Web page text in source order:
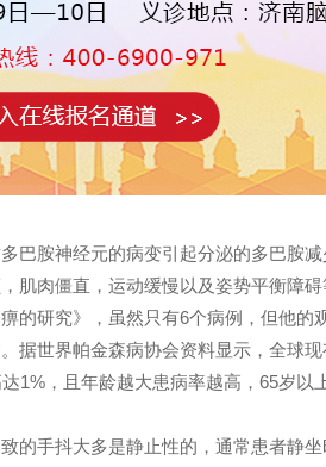
巴胺神经元的病变引起分泌的多巴胺
肌肉僵直，运动缓慢以及姿势平衡障
的研究》，虽然只有6个病例，但他的
据世界帕金森病协会资料显示，全球
1%，且年龄越大患病率越高，65岁以
的手抖大多是静止性的，通常患者静